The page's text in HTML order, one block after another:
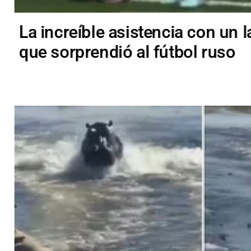
La increíble asistencia con un
que sorprendió al fútbol ruso